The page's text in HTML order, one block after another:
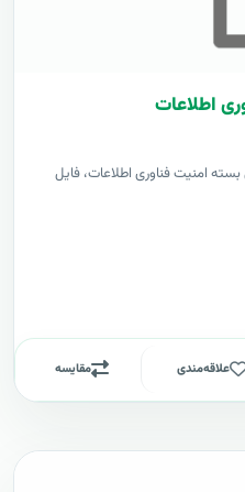
اطلاعات
امنیت فناوری اطلاعات، فایل
علاقه‌مندی مقایسه